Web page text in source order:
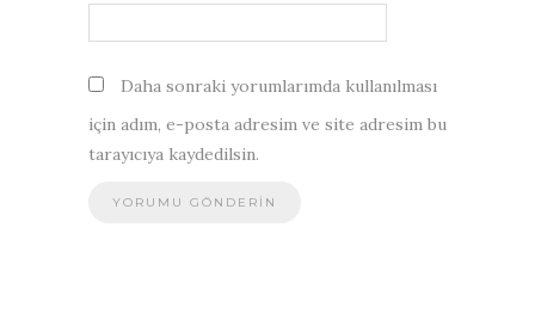
Daha sonraki yorumlarımda kullanılması
için adım, e-posta adresim ve site adresim bu
tarayıcıya kaydedilsin.